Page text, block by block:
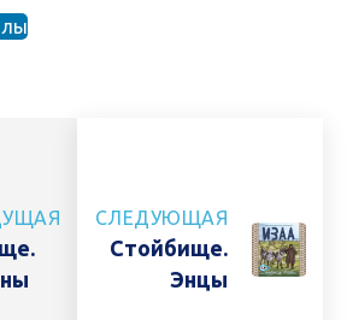
СЛЕДУЮЩАЯ
Стойбище.
Энцы